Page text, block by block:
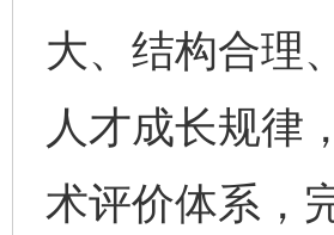
大、结构合理
人才成长规律
术评价体系，